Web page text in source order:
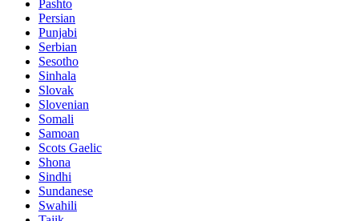
Pashto
Persian
Punjabi
Serbian
Sesotho
Sinhala
Slovak
Slovenian
Somali
Samoan
Scots Gaelic
Shona
Sindhi
Sundanese
Swahili